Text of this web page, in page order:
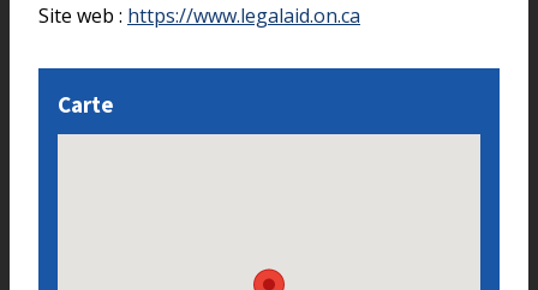
Site web : https://www.legalaid.on.ca
Carte